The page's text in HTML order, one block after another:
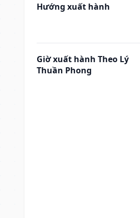
Hướng xuất hành
Giờ xuất hành Theo Lý
Thuần Phong